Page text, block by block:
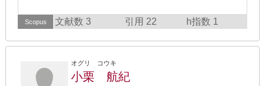
Scopus 文献数 3 引用 22 h指数 1
オグリ コウキ
小栗 航紀